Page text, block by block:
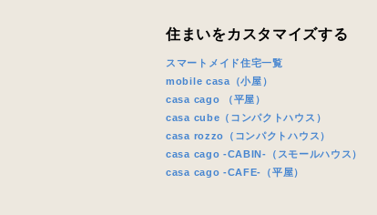
住まいをカスタマイズする
スマートメイド住宅一覧
mobile casa（小屋）
casa cago （平屋）
casa cube（コンパクトハウス）
casa rozzo（コンパクトハウス）
casa cago -CABIN-（スモールハウス）
casa cago -CAFE-（平屋）